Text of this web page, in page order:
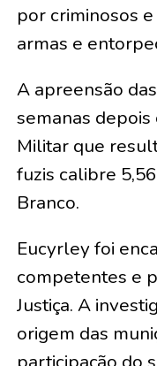
por criminosos
armas e
A apreensão
semanas depois
Militar que
fuzis calibre
Branco.
Eucyrley foi
competentes e
Justiça. A
origem das